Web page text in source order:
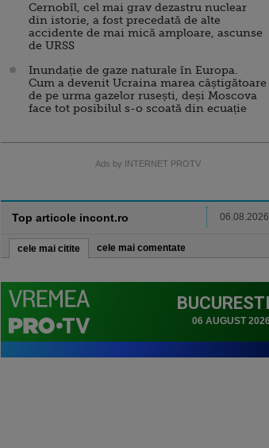
Cernobîl, cel mai grav dezastru nuclear
din istorie, a fost precedată de alte
accidente de mai mică amploare, ascunse
de URSS
Inundație de gaze naturale în Europa.
Cum a devenit Ucraina marea câștigătoare
de pe urma gazelor rusești, deși Moscova
face tot posibilul s-o scoată din ecuație
Ads by INTERNET PROTV
Top articole incont.ro 06.08.2026
cele mai citite cele mai comentate